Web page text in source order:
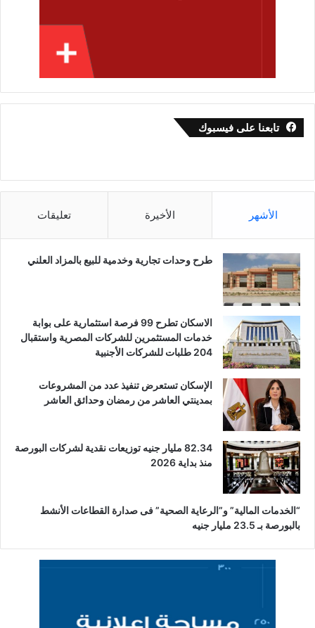
تابعنا على فيسبوك
الأشهر الأخيرة تعليقات
طرح وحدات تجارية وخدمية للبيع بالمزاد العلني
الاسكان تطرح 99 فرصة استثمارية على بوابة
خدمات المستثمرين للشركات المصرية واستقبال
204 طلبات للشركات الأجنبية
الإسكان تستعرض تنفيذ عدد من المشروعات
بمدينتي العاشر من رمضان وحدائق العاشر
82.34 مليار جنيه توزيعات نقدية لشركات البورصة
منذ بداية 2026
“الخدمات المالية” و”الرعاية الصحية” فى صدارة القطاعات الأنشط
بالبورصة بـ 23.5 مليار جنيه